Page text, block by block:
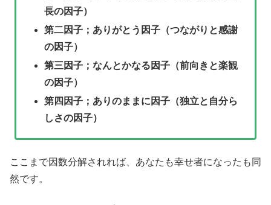
長の因子）
第二因子；ありがとう因子（つながりと感謝
の因子）
第三因子；なんとかなる因子（前向きと楽観
の因子）
第四因子；ありのままに因子（独立と自分ら
しさの因子）
ここまで因数分解されれば、あなたも幸せ者になったも同
然です。